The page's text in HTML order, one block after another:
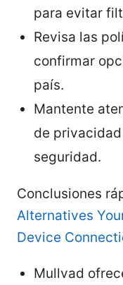
para evitar
Revisa las
confirmar
país.
Mantente
de
seguridad.
Conclusiones
Alternatives
Device
Mullvad